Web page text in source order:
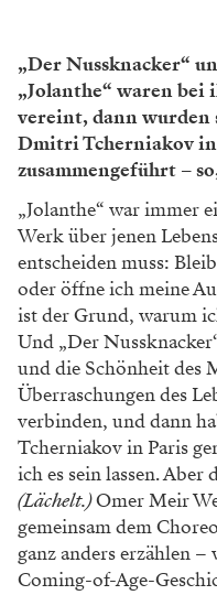
„Der Nussknacker“
„Jolanthe“ waren
vereint, dann wurden
Dmitri Tcherniakov
zusammengeführt –
„Jolanthe“ war immer
Werk über jenen
entscheiden muss:
oder öffne ich meine
ist der Grund, warum
Und „Der
und die Schönheit des
Überraschungen des
verbinden, und dann
Tcherniakov in Paris
ich es sein lassen. Aber
(Lächelt.)Omer Meir
gemeinsam dem
ganz anders erzählen
Coming-of­-Age­-